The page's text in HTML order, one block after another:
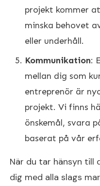
projekt kommer
minska behovet
eller underhåll.
Kommunikation:
mellan dig som
entreprenör är
projekt. Vi finns
önskemål, svara
baserat på vår
När du tar hänsyn till
dig med alla slags